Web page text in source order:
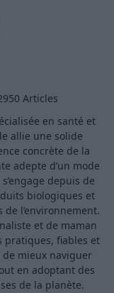
Articles
en santé et
allie une solide
concrète de la
adepte d’un mode
depuis de
biologiques et
l’environnement.
et de maman
pratiques, fiables et
de mieux naviguer
en adoptant des
de la planète.